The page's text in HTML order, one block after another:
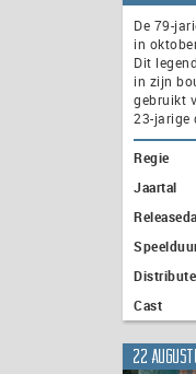
De 79-
in
Dit
in zijn
gebruikt
23-jarige
Regie
Jaartal
Cast
22